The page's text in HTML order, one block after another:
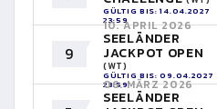
GÜLTIG BIS: 14.04.2027
23:59
9
10. APRIL 2026
SEELÄNDER
JACKPOT OPEN
(WT)
GÜLTIG BIS: 09.04.2027
23:59
06. MÄRZ 2026
SEELÄNDER